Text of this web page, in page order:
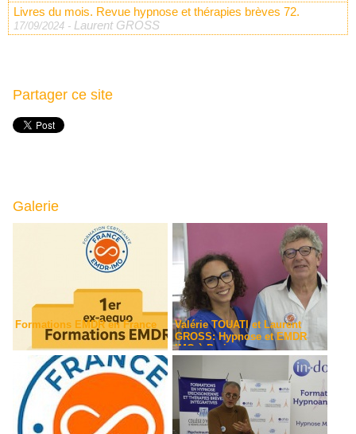
Livres du mois. Revue hypnose et thérapies brèves 72.
17/09/2024 - Laurent GROSS
Partager ce site
Galerie
Formations EMDR en France
Valérie TOUATI et Laurent
GROSS: Hypnose et EMDR
IMO à Paris